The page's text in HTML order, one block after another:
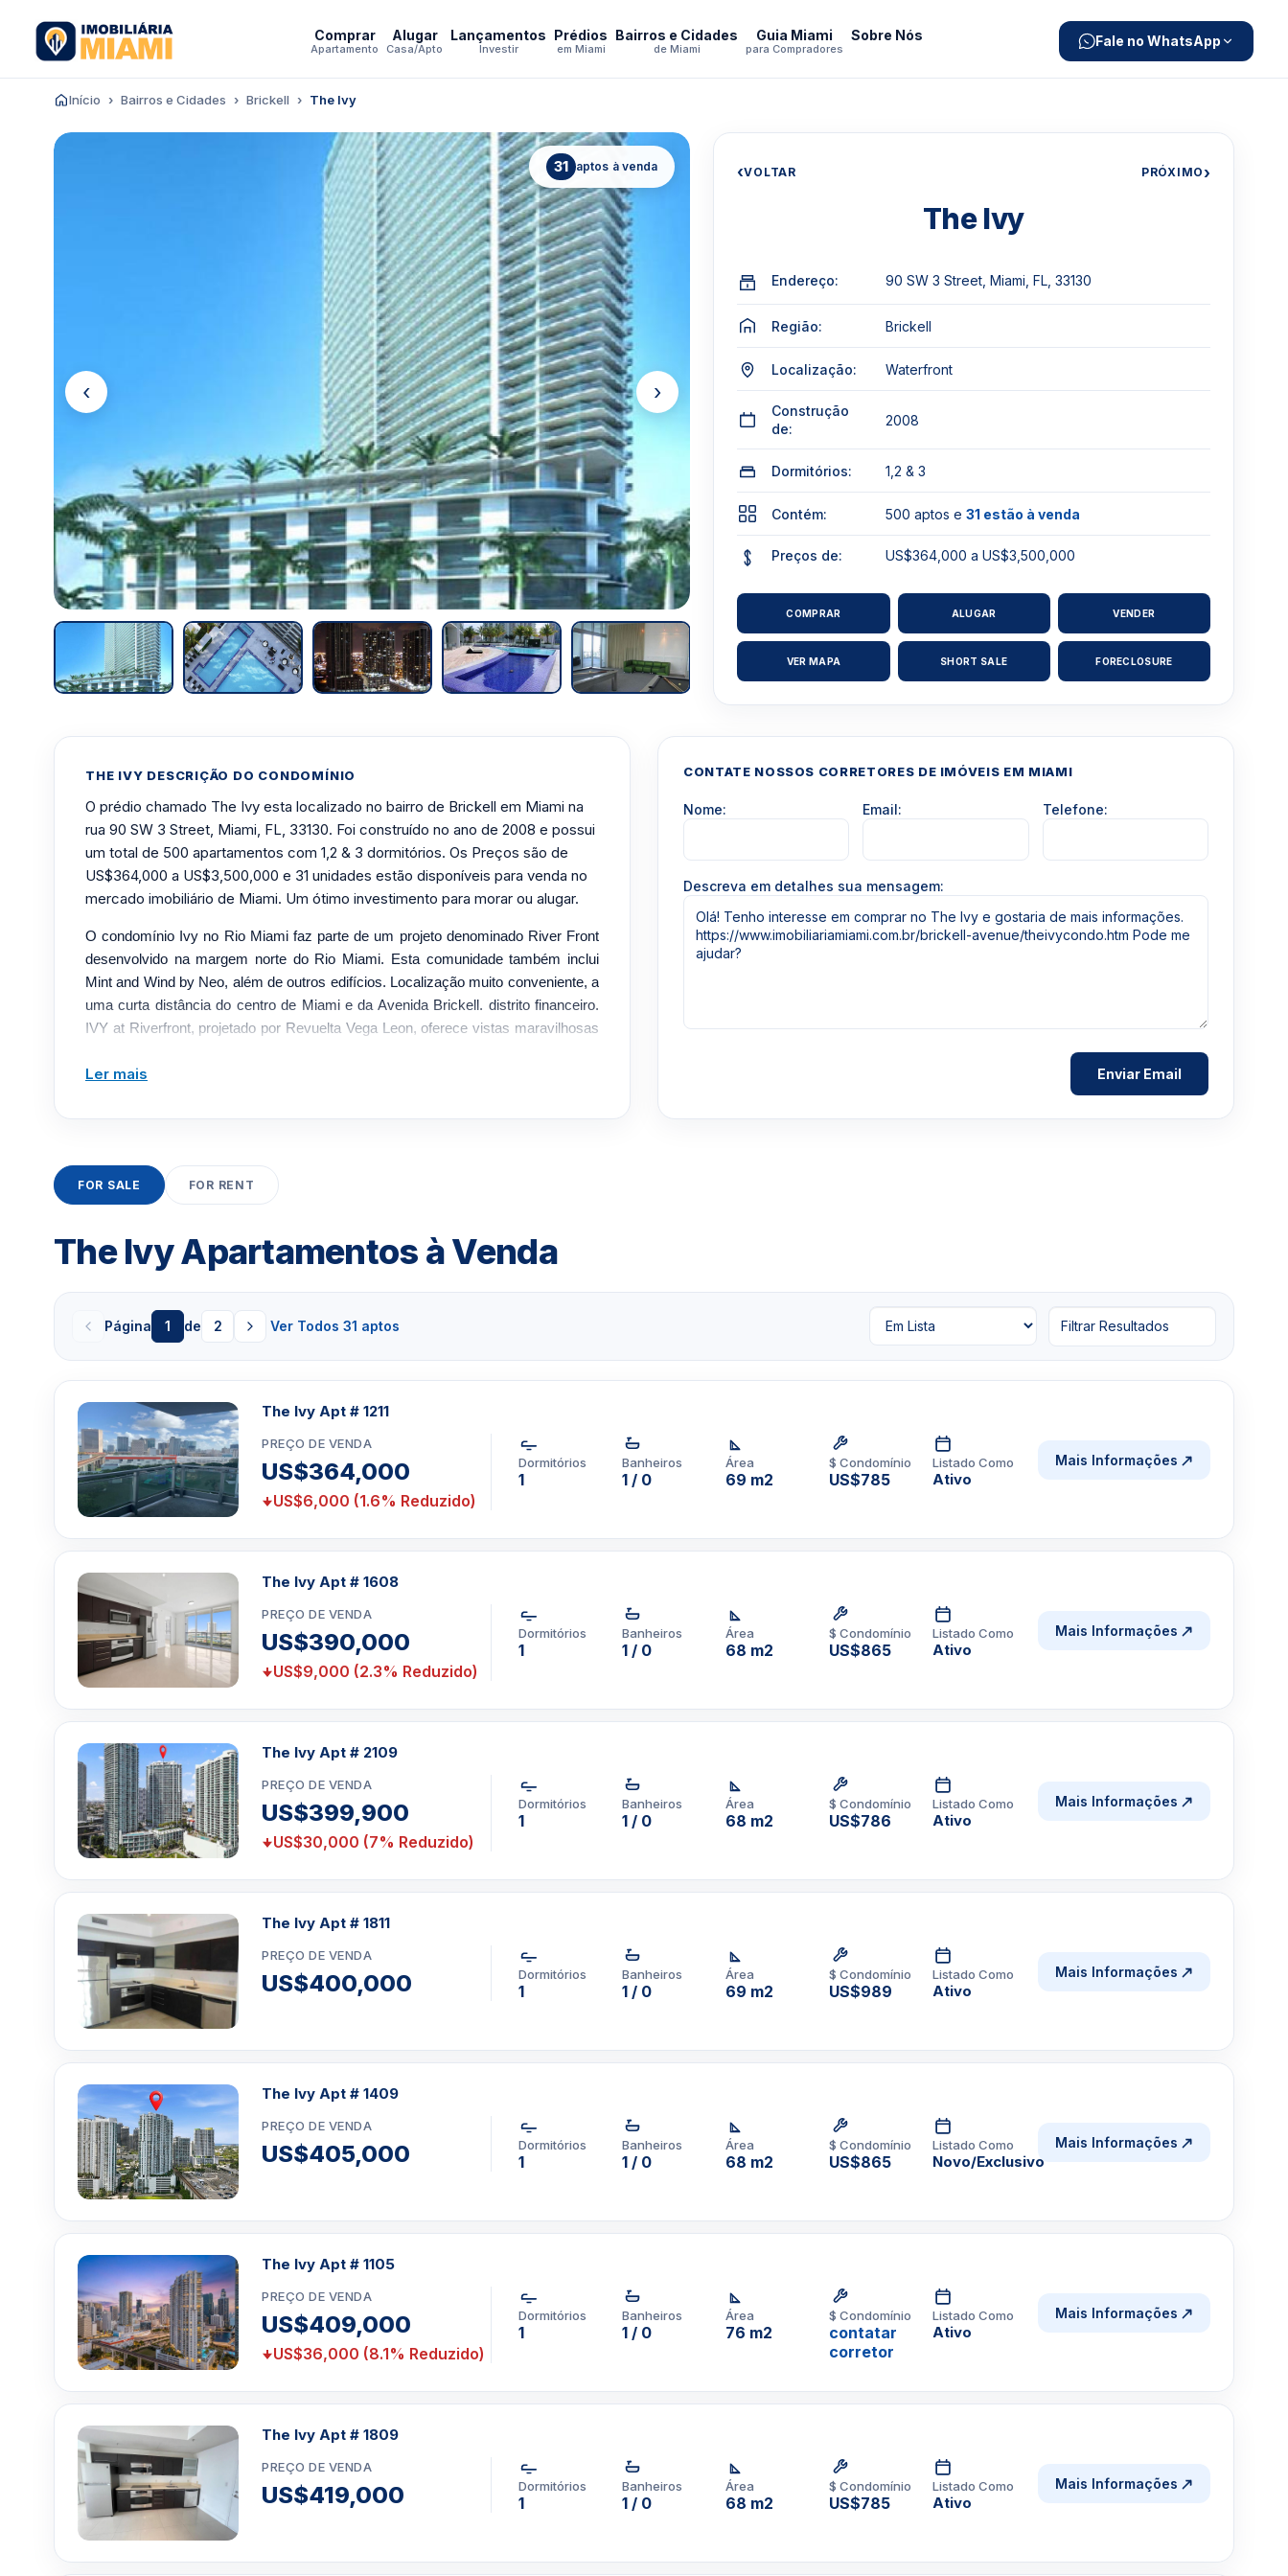
Comprar
Apartamento
Alugar
Casa/Apto
Lançamentos
Investir
Prédios
em Miami
Bairros e Cidades
de Miami
Guia Miami
para Compradores
Sobre Nós Fale no WhatsApp
Início Bairros e Cidades Brickell The Ivy
31 aptos à venda
‹ ›
‹VOLTAR PRÓXIMO›
The Ivy
Endereço: 90 SW 3 Street, Miami, FL, 33130
Região: Brickell
Localização: Waterfront
Construção
de:
2008
Dormitórios: 1,2 & 3
Contém: 500 aptos e31 estão à venda
Preços de: US$364,000 a US$3,500,000
COMPRAR ALUGAR VENDER
VER MAPA SHORT SALE FORECLOSURE
THE IVY DESCRIÇÃO DO CONDOMÍNIO
O prédio chamado The Ivy esta localizado no bairro de Brickell em Miami na
rua 90 SW 3 Street, Miami, FL, 33130. Foi construído no ano de 2008 e possui
um total de 500 apartamentos com 1,2 & 3 dormitórios. Os Preços são de
US$364,000 a US$3,500,000 e 31 unidades estão disponíveis para venda no
mercado imobiliário de Miami. Um ótimo investimento para morar ou alugar.
O condomínio Ivy no Rio Miami faz parte de um projeto denominado River Front
desenvolvido na margem norte do Rio Miami. Esta comunidade também inclui
Mint and Wind by Neo, além de outros edifícios. Localização muito conveniente, a
uma curta distância do centro de Miami e da Avenida Brickell. distrito financeiro.
IVY at Riverfront, projetado por Revuelta Vega Leon, oferece vistas maravilhosas
Comodidades e recursos do Ivy
O Ivy oferece muitas comodidades, incluindo 13,5 acres com paisagismo
Brickell Village, do Performing Arts Center e do distrito comercial central de Miami.
Também spa no local, mercado gourmet, cafeteria. Janelas do chão ao
teto/varandas com grades de vidro grandes o suficiente para mesa de jantar.
secadora.
condomínio The Ivy com escritório localizado dentro do edifício Ivy. Se você
deseja comprar, vender ou alugar no complexo ribeirinho, entre em contato com
Clique aqui para mandar um emailouWhatsApp um corretor em
Miami +1 305 540 5744
Para Vendas ligar no telefone no Brasil SP 11-3957-0613
Ler mais
CONTATE NOSSOS CORRETORES DE IMÓVEIS EM MIAMI
Nome: Email: Telefone:
Descreva em detalhes sua mensagem:
FOR SALE FOR RENT
The Ivy Apartamentos à Venda
Página 1 de 2 Ver Todos 31 aptos Filtrar Resultados
The Ivy Apt # 1211
PREÇO DE VENDA
US$364,000
US$6,000 (1.6% Reduzido)
Dormitórios
1
Banheiros
1 / 0
Área
69 m2
$ Condomínio
US$785
Listado Como
Ativo
Mais Informações
The Ivy Apt # 1608
PREÇO DE VENDA
US$390,000
US$9,000 (2.3% Reduzido)
Dormitórios
1
Banheiros
1 / 0
Área
68 m2
$ Condomínio
US$865
Listado Como
Ativo
Mais Informações
The Ivy Apt # 2109
PREÇO DE VENDA
US$399,900
US$30,000 (7% Reduzido)
Dormitórios
1
Banheiros
1 / 0
Área
68 m2
$ Condomínio
US$786
Listado Como
Ativo
Mais Informações
The Ivy Apt # 1811
PREÇO DE VENDA
US$400,000 Dormitórios
1
Banheiros
1 / 0
Área
69 m2
$ Condomínio
US$989
Listado Como
Ativo
Mais Informações
The Ivy Apt # 1409
PREÇO DE VENDA
US$405,000 Dormitórios
1
Banheiros
1 / 0
Área
68 m2
$ Condomínio
US$865
Listado Como
Novo/Exclusivo
Mais Informações
The Ivy Apt # 1105
PREÇO DE VENDA
US$409,000
US$36,000 (8.1% Reduzido)
Dormitórios
1
Banheiros
1 / 0
Área
76 m2
$ Condomínio
contatar
corretor
Listado Como
Ativo
Mais Informações
The Ivy Apt # 1809
PREÇO DE VENDA
US$419,000 Dormitórios
1
Banheiros
1 / 0
Área
68 m2
$ Condomínio
US$785
Listado Como
Ativo
Mais Informações